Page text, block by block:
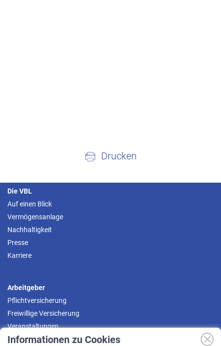
Informationen zu Cookies
Drucken
Die VBL
Auf einen Blick
Vermögensanlage
Nachhaltigkeit
Presse
Karriere
Arbeitgeber
Pflichtversicherung
Freiwillige Versicherung
Veranstaltungen